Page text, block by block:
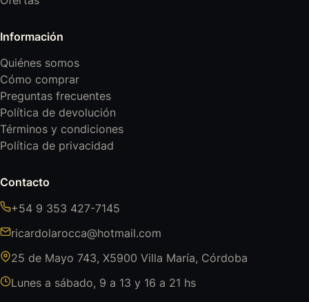
Información
Quiénes somos
Cómo comprar
Preguntas frecuentes
Política de devolución
Términos y condiciones
Política de privacidad
Contacto
+54 9 353 427-7145
ricardolarocca@hotmail.com
25 de Mayo 743, X5900 Villa María, Córdoba
Lunes a sábado, 9 a 13 y 16 a 21 hs